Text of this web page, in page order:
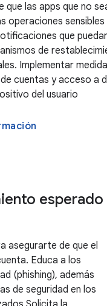
que las apps que no
operaciones
que
de
Implementar
cuentas y acceso a
del usuario
esperado
asegurarte de que el
Educa a los
(phishing), además
de seguridad en los